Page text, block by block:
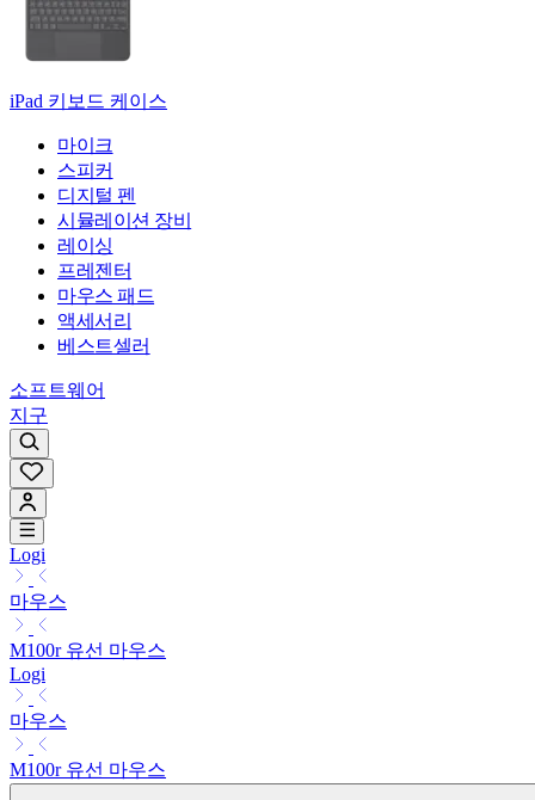
iPad 키보드 케이스
마이크
스피커
디지털 펜
시뮬레이션 장비
레이싱
프레젠터
마우스 패드
액세서리
베스트셀러
소프트웨어
지구
Logi
마우스
M100r 유선 마우스
Logi
마우스
M100r 유선 마우스